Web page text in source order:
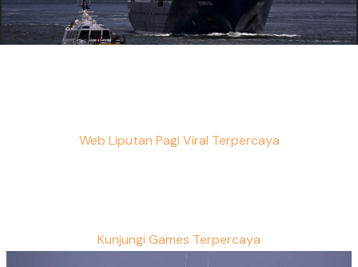
Web Liputan Pagi Viral Terpercaya
Kunjungi Games Terpercaya